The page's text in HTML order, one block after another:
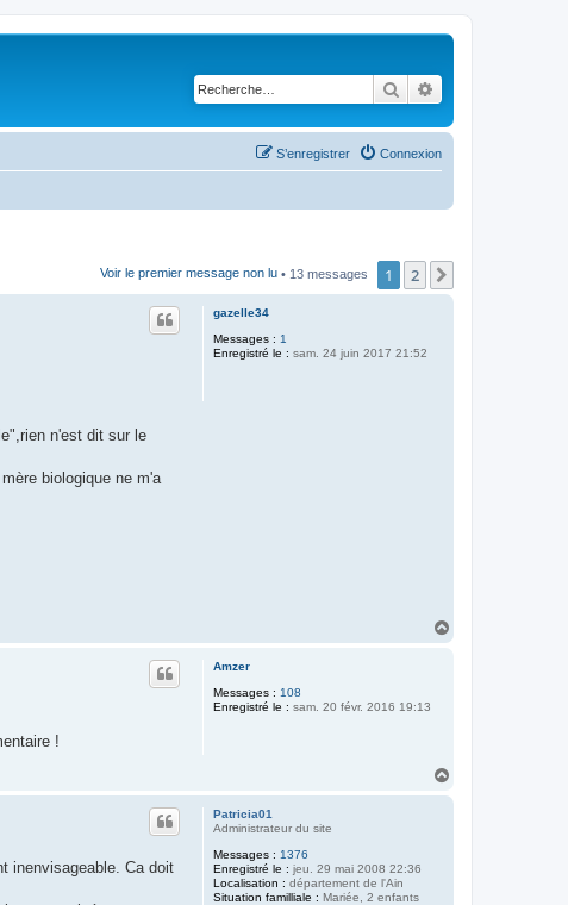
Rechercher
Connexion
S’enregistrer
Voir le premier message non lu • 13 messages 1 2
gazelle34
Messages : 1
Enregistré le : sam. 24 juin 2017 21:52
n'est dit sur le
biologique ne m'a
Amzer
Messages : 108
Enregistré le : sam. 20 févr. 2016 19:13
!
Patricia01
Administrateur du site
Messages : 1376
Enregistré le : jeu. 29 mai 2008 22:36
Localisation : département de l'Ain
Situation familliale : Mariée, 2 enfants
inenvisageable. Ca doit